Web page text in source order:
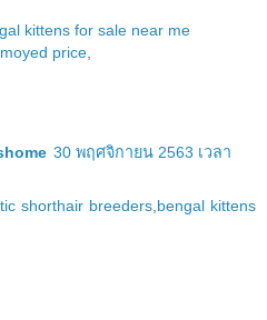
kittens for sale near me
price
30 พฤศจิกายน 2563 เวลา
shorthair breeders bengal kittens